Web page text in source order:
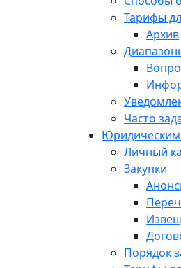
Тарифы
Архив
Часто
Личный
Закупки
Порядок